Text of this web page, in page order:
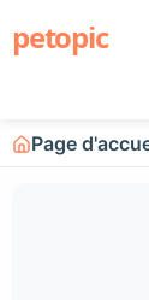
petopic
Page